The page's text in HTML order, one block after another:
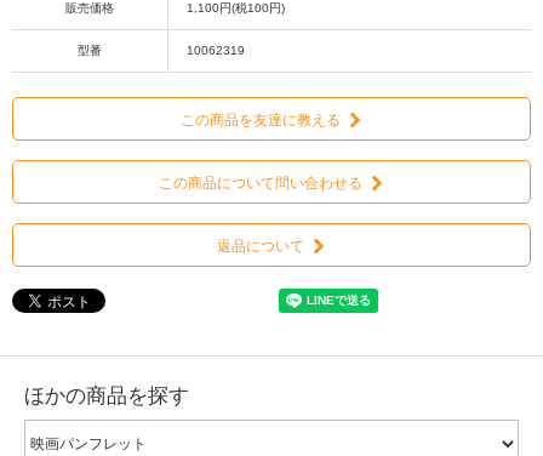
販売価格 1,100円(税100円)
型番 10062319
この商品を友達に教える
この商品について問い合わせる
返品について
ほかの商品を探す